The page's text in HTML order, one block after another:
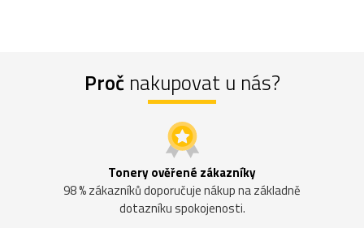
Proč nakupovat u nás?
Tonery ověřené zákazníky
98 % zákazníků doporučuje nákup na základně
dotazníku spokojenosti.